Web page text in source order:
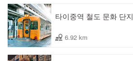
타이중역 철도 문화 단지
6.92 km